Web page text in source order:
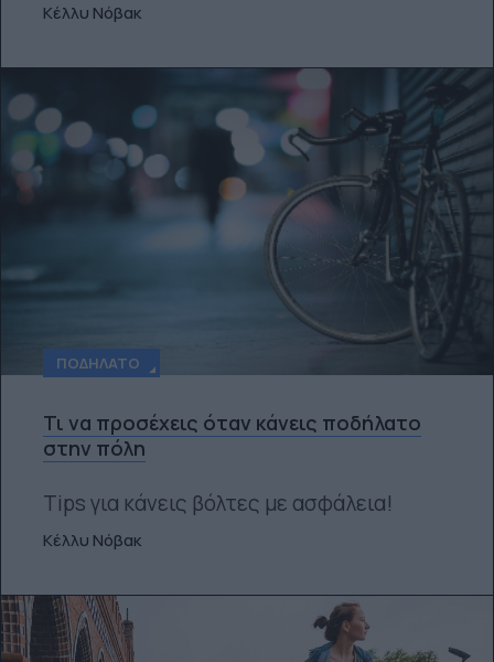
Κέλλυ Νόβακ
ΠΟΔΉΛΑΤΟ
Τι να προσέχεις όταν κάνεις ποδήλατο
στην πόλη
Tips για κάνεις βόλτες με ασφάλεια!
Κέλλυ Νόβακ